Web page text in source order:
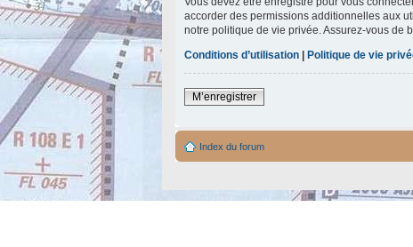
accorder des permissions additionnelles aux
notre politique de vie privée. Assurez-vous de
Conditions d’utilisation | Politique de vie
M’enregistrer
Index du forum